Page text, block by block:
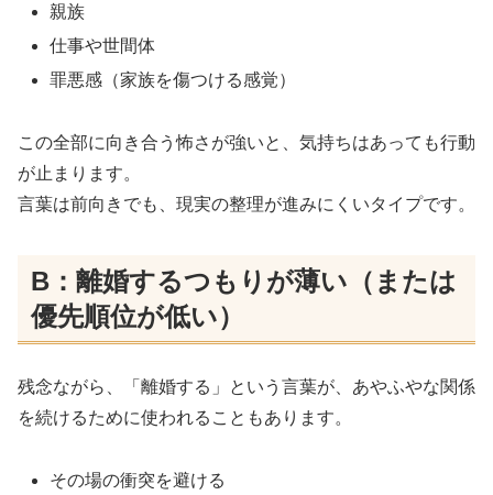
親族
仕事や世間体
罪悪感（家族を傷つける感覚）
この全部に向き合う怖さが強いと、気持ちはあっても行動
が止まります。
言葉は前向きでも、現実の整理が進みにくいタイプです。
B：離婚するつもりが薄い（または
優先順位が低い）
残念ながら、「離婚する」という言葉が、あやふやな関係
を続けるために使われることもあります。
その場の衝突を避ける